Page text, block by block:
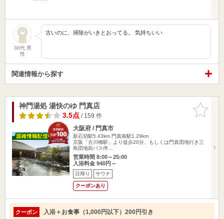
30代 男
性
古いのに、掃除がいきとおってる。 気持ちいい
関連情報から探す
お気に入
りに追加
神門湯処 湯快のゆ 門真店
3.5点/ 159 件
大阪府 / 門真市
新石切駅5.43km 門真南駅1.29km
京阪「古川橋駅」より徒歩20分、もしくは門真団地行き三
島団地前バス停…
営業時間 8:00～25:00
入浴料金 940円～
日帰り サウナ
クーポンあり
クーポン 入浴＋お食事（1,000円以下）200円引き